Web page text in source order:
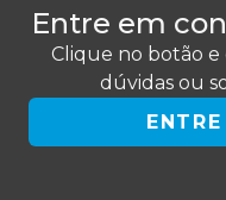
Entre em
Clique no botão
dúvidas ou